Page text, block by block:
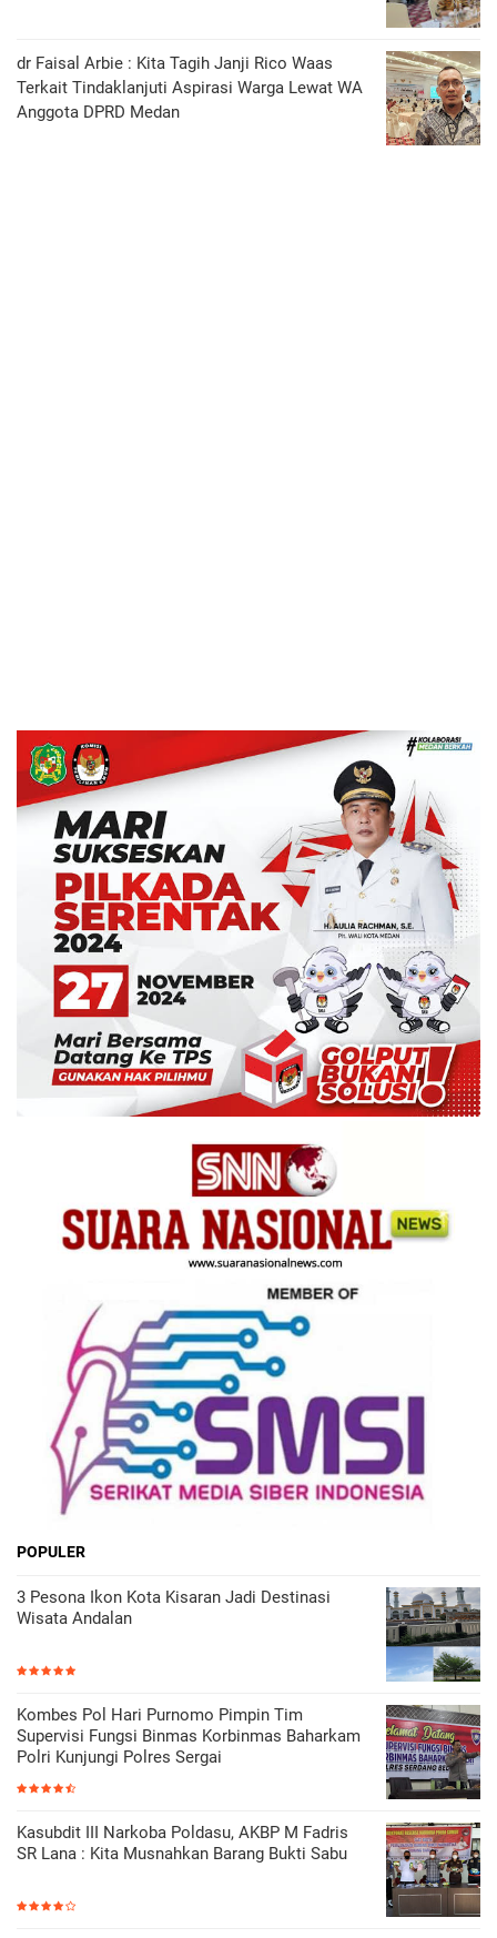
dr Faisal Arbie : Kita Tagih Janji Rico Waas
Terkait Tindaklanjuti Aspirasi Warga Lewat WA
Anggota DPRD Medan
POPULER
3 Pesona Ikon Kota Kisaran Jadi Destinasi
Wisata Andalan
Kombes Pol Hari Purnomo Pimpin Tim
Supervisi Fungsi Binmas Korbinmas Baharkam
Polri Kunjungi Polres Sergai
Kasubdit III Narkoba Poldasu, AKBP M Fadris
SR Lana : Kita Musnahkan Barang Bukti Sabu